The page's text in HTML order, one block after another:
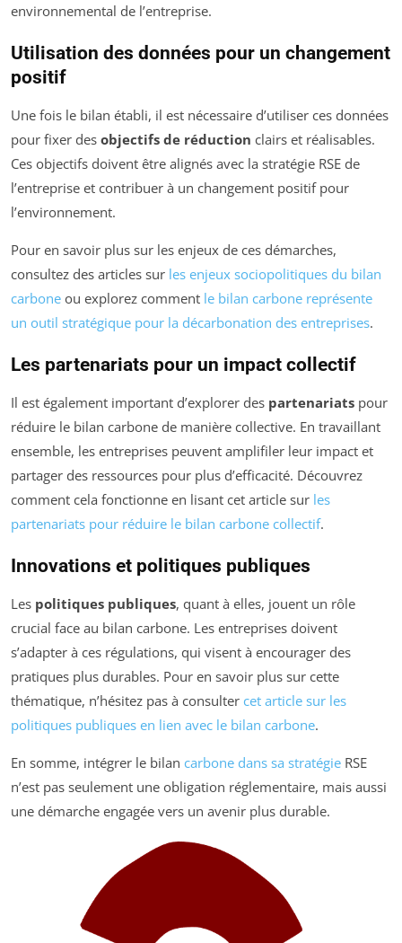
environnemental de l’entreprise.
Utilisation des données pour un changement
positif
Une fois le bilan établi, il est nécessaire d’utiliser ces données
pour fixer des objectifs de réduction clairs et réalisables.
Ces objectifs doivent être alignés avec la stratégie RSE de
l’entreprise et contribuer à un changement positif pour
l’environnement.
Pour en savoir plus sur les enjeux de ces démarches,
consultez des articles sur les enjeux sociopolitiques du bilan
carbone ou explorez comment le bilan carbone représente
un outil stratégique pour la décarbonation des entreprises.
Les partenariats pour un impact collectif
Il est également important d’explorer des partenariats pour
réduire le bilan carbone de manière collective. En travaillant
ensemble, les entreprises peuvent amplifiler leur impact et
partager des ressources pour plus d’efficacité. Découvrez
comment cela fonctionne en lisant cet article sur les
partenariats pour réduire le bilan carbone collectif.
Innovations et politiques publiques
Les politiques publiques, quant à elles, jouent un rôle
crucial face au bilan carbone. Les entreprises doivent
s’adapter à ces régulations, qui visent à encourager des
pratiques plus durables. Pour en savoir plus sur cette
thématique, n’hésitez pas à consulter cet article sur les
politiques publiques en lien avec le bilan carbone.
En somme, intégrer le bilan carbone dans sa stratégie RSE
n’est pas seulement une obligation réglementaire, mais aussi
une démarche engagée vers un avenir plus durable.